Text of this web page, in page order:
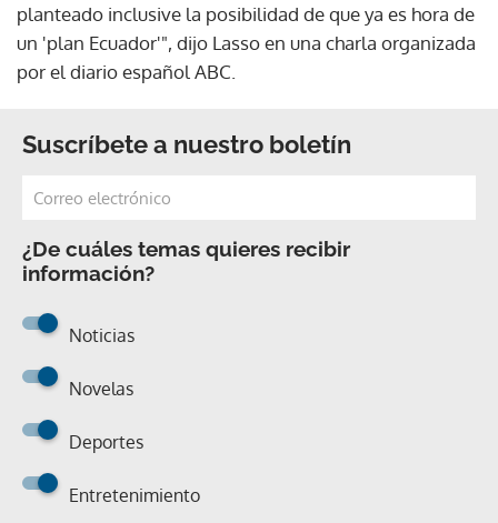
planteado inclusive la posibilidad de que ya es hora de
un 'plan Ecuador'", dijo Lasso en una charla organizada
por el diario español ABC.
Suscríbete a nuestro boletín
¿De cuáles temas quieres recibir
información?
Noticias
Novelas
Deportes
Entretenimiento